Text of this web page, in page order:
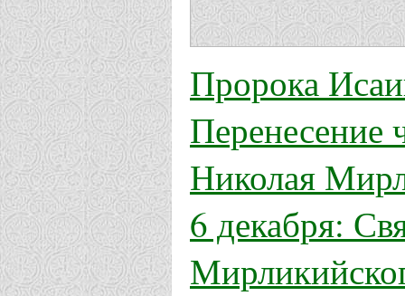
Пророка
Перенесение
Николая
6 декабря: